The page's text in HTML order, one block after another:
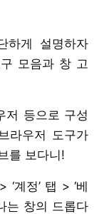
하게 설명하자
모음과 창 고
저 등으로 구성
라우저 도구가
를 보다니!
‘계정’ 탭 > ‘베
는 창의 드롭다